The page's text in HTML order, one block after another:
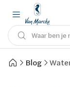
Waar ben je
Blog